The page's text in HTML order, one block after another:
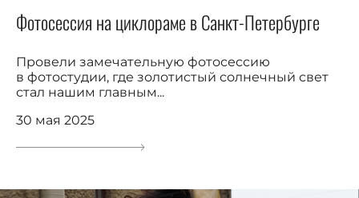
Фотосессия на циклораме в Санкт-Петербурге
Провели замечательную фотосессию
в фотостудии, где золотистый солнечный свет
стал нашим главным...
30 мая 2025